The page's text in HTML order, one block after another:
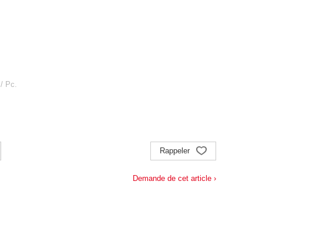
/ Pc.
Rappeler
Demande de cet article ›